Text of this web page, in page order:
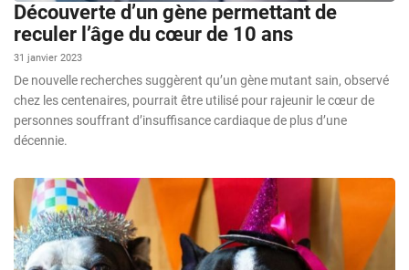
Découverte d’un gène permettant de
reculer l’âge du cœur de 10 ans
31 janvier 2023
De nouvelle recherches suggèrent qu’un gène mutant sain, observé
chez les centenaires, pourrait être utilisé pour rajeunir le cœur de
personnes souffrant d’insuffisance cardiaque de plus d’une
décennie.